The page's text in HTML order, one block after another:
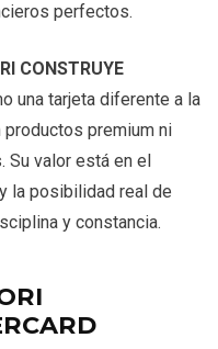
perfectos.
CONSTRUYE
una tarjeta diferente a la
productos premium ni
Su valor está en el
la posibilidad real de
y constancia.